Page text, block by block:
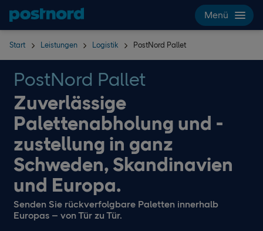
Hoppa över navigering och sök
Menü
Start Leistungen Logistik PostNord Pallet
PostNord Pallet
Zuverlässige
Palettenabholung und -
zustellung in ganz
Schweden, Skandinavien
und Europa.
Senden Sie rückverfolgbare Paletten innerhalb
Europas – von Tür zu Tür.